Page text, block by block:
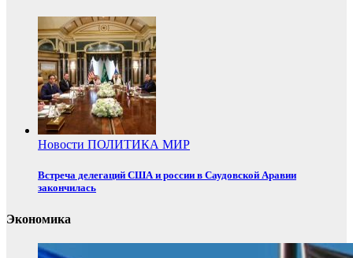
Новости ПОЛИТИКА МИР
Встреча делегаций США и россии в Саудовской Аравии
закончилась
Экономика